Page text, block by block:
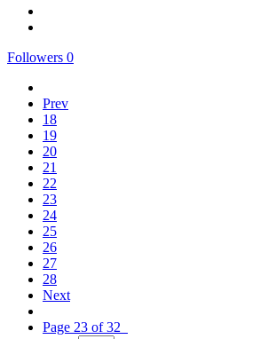
Followers 0
Prev
18
19
20
21
22
23
24
25
26
27
28
Next
Page 23 of 32